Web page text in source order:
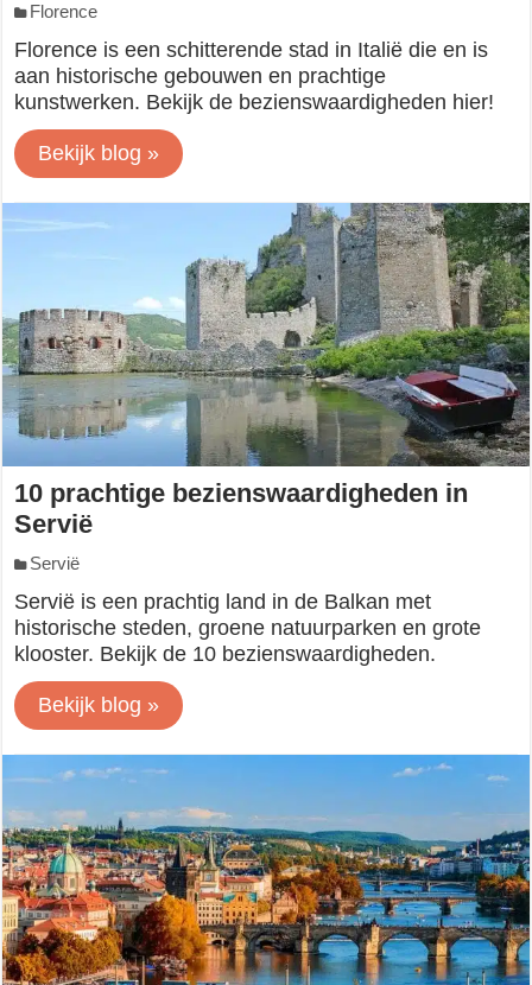
Florence
Florence is een schitterende stad in Italië die en is
aan historische gebouwen en prachtige
kunstwerken. Bekijk de bezienswaardigheden hier!
Bekijk blog »
10 prachtige bezienswaardigheden in
Servië
Servië
Servië is een prachtig land in de Balkan met
historische steden, groene natuurparken en grote
klooster. Bekijk de 10 bezienswaardigheden.
Bekijk blog »